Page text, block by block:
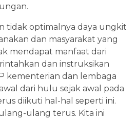
tidak optimalnya daya ungkit
dan masyarakat yang
mendapat manfaat dari
dan instruksikan
kementerian dan lembaga
dari hulu sejak awal pada
diikuti hal-hal seperti ini.
ulang terus. Kita ini